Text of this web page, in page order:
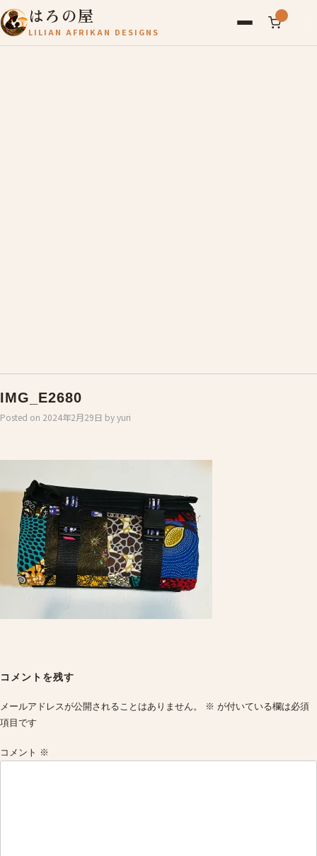
はろの屋
LILIAN AFRIKAN DESIGNS
IMG_E2680
Posted on 2024年2月29日 byyuri
navigation
コメントを残す
メールアドレスが公開されることはありません。 ※ が付いている欄は必須
項目です
コメント ※